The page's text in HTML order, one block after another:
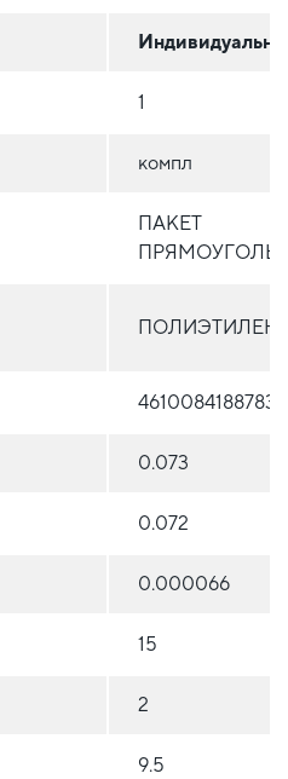
1
компл
ПАКЕТ
ПОЛИЭТИЛЕН
4610084188783
0.073
0.072
0.000066
15
2
9.5